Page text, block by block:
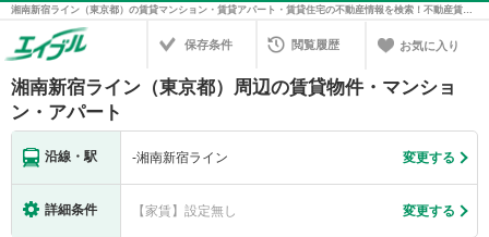
湘南新宿ライン（東京都）の賃貸マンション・賃貸アパート・賃貸住宅の不動産情報を検索！不動産賃貸の物件探しは、お部屋探しのエイブル
保存条件 閲覧履歴 お気に入り
湘南新宿ライン（東京都）周辺の賃貸物件・マンショ
ン・アパート
沿線・駅 -湘南新宿ライン 変更する
詳細条件 【家賃】設定無し 変更する